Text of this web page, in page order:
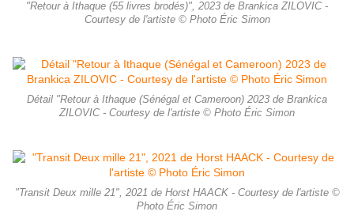
"Retour à Ithaque (55 livres brodés)", 2023 de Brankica ZILOVIC -
Courtesy de l'artiste © Photo Éric Simon
Détail "Retour à Ithaque (Sénégal et Cameroon) 2023 de Brankica
ZILOVIC - Courtesy de l'artiste © Photo Éric Simon
"Transit Deux mille 21", 2021 de Horst HAACK - Courtesy de l'artiste ©
Photo Éric Simon